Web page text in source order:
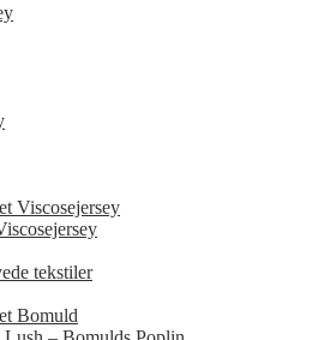
Viscosejersey
tekstiler
Bomuld